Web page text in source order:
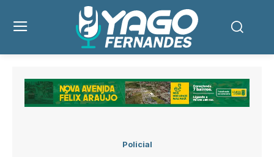
Policial